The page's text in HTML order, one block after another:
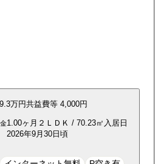
万円共益費等 4,000円
1.00ヶ月 ２ＬＤＫ / 70.23㎡ 入居日
2026年9月30日頃